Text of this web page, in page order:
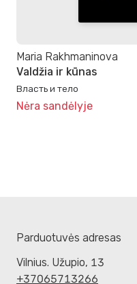
Maria Rakhmaninova
Valdžia ir kūnas
Власть и тело
Nėra sandėlyje
Parduotuvės adresas
Vilnius. Užupio, 13
+37065713266